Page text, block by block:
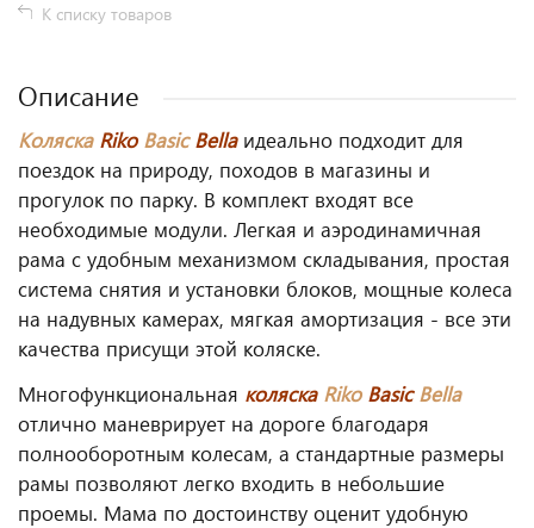
К списку товаров
Описание
Коляска RikoBasicBella идеально подходит для
поездок на природу, походов в магазины и
прогулок по парку. В комплект входят все
необходимые модули. Легкая и аэродинамичная
рама с удобным механизмом складывания, простая
система снятия и установки блоков, мощные колеса
на надувных камерах, мягкая амортизация - все эти
качества присущи этой коляске.
Многофункциональная коляска Riko BasicBella
отлично маневрирует на дороге благодаря
полнооборотным колесам, а стандартные размеры
рамы позволяют легко входить в небольшие
проемы. Мама по достоинству оценит удобную